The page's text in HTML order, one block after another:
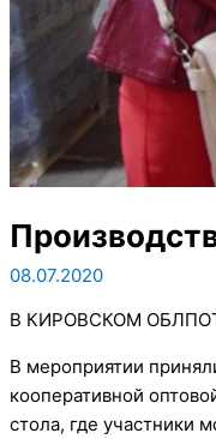
08.07.2020
В КИРОВСКОМ
В мероприятии
кооперативной
стола, где участники